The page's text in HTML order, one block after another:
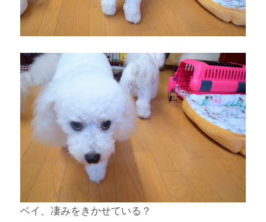
ベイ、凄みをきかせている？